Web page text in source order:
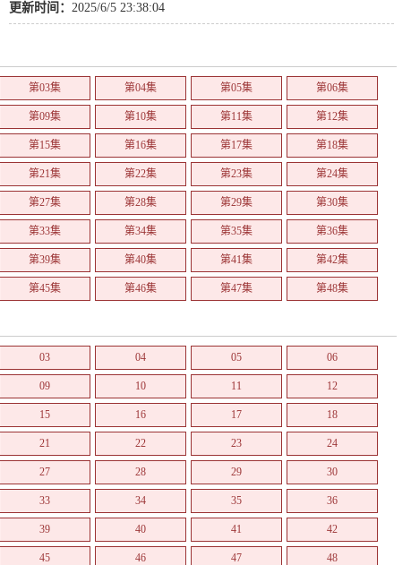
更新时间： 2025/6/5 23:38:04
第03集 第04集 第05集 第06集
第09集 第10集 第11集 第12集
第15集 第16集 第17集 第18集
第21集 第22集 第23集 第24集
第27集 第28集 第29集 第30集
第33集 第34集 第35集 第36集
第39集 第40集 第41集 第42集
第45集 第46集 第47集 第48集
03 04 05 06
09 10 11 12
15 16 17 18
21 22 23 24
27 28 29 30
33 34 35 36
39 40 41 42
45 46 47 48